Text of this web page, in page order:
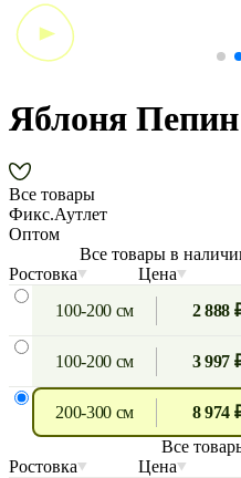
Яблоня
Все товары
Фикс.Аутлет
Оптом
Все товары в
Ростовка
Цена
100-200 см
2 888
100-200 см 3 997
200-300 см 8 974
Все
Ростовка
Цена